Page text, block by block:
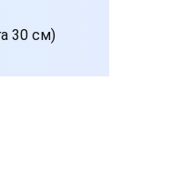
30 см)